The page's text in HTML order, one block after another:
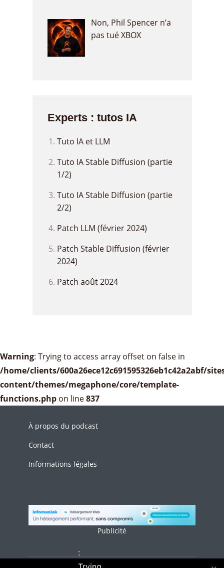
Non, Phil Spencer n’a
pas tué XBOX
Experts : tutos IA
Tuto IA et LLM
Tuto IA Stable Diffusion (partie
1/2)
Tuto IA Stable Diffusion (partie
2/2)
Patch LLM (février 2024)
Patch Stable Diffusion (février
2024)
Patch août 2024
Warning: Trying to access array offset on false in
/home/clients/600a26ece12c691595326eb1c42a2abf/
content/themes/megaphone/core/template-
functions.php on line837
À propos du podcast
Contact
Informations légales
Publicité
: